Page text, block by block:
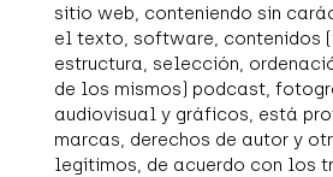
sitio web, conteniendo sin
el texto, software, contenidos
estructura, selección,
de los mismos) podcast,
audiovisual y gráficos, está
marcas, derechos de autor y
legítimos, de acuerdo con los